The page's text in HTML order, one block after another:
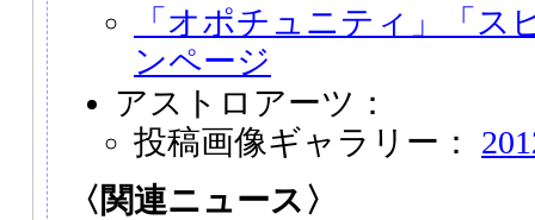
「オポチュニティ」「ス
ンページ
アストロアーツ：
投稿画像ギャラリー：
〈関連ニュース〉